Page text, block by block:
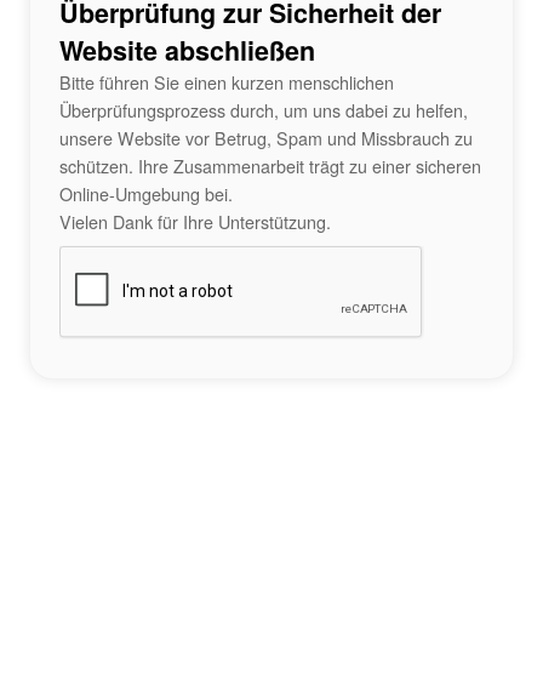
Überprüfung zur Sicherheit der
Website abschließen
Bitte führen Sie einen kurzen menschlichen
Überprüfungsprozess durch, um uns dabei zu helfen,
unsere Website vor Betrug, Spam und Missbrauch zu
schützen. Ihre Zusammenarbeit trägt zu einer sicheren
Online-Umgebung bei.
Vielen Dank für Ihre Unterstützung.